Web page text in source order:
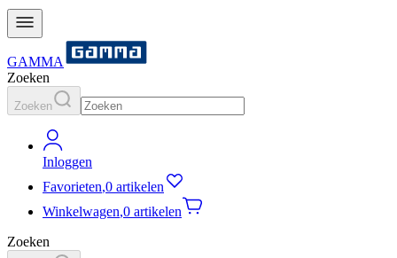
GAMMA
Zoeken
Zoeken
Inloggen
Favorieten,0 artikelen
Winkelwagen,0 artikelen
Zoeken